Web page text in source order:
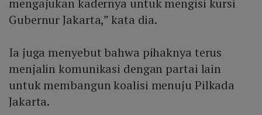
mengajukan kadernya untuk mengisi kursi
Gubernur Jakarta,” kata dia.
Ia juga menyebut bahwa pihaknya terus
menjalin komunikasi dengan partai lain
untuk membangun koalisi menuju Pilkada
Jakarta.